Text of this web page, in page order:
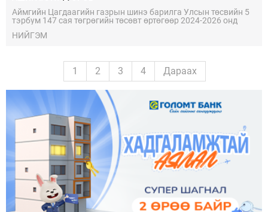
Аймгийн Цагдаагийн газрын шинэ барилга Улсын төсвийн 5
тэрбум 147 сая төгрөгийн төсөвт өртөгөөр 2024-2026 онд
баригдаж хугацаанаасаа өмнө ашиглалтад оров.
НИЙГЭМ
1 2 3 4 Дараах